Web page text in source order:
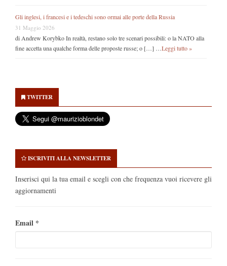
Gli inglesi, i francesi e i tedeschi sono ormai alle porte della Russia
31 Maggio 2026
di Andrew Korybko In realtà, restano solo tre scenari possibili: o la NATO alla
fine accetta una qualche forma delle proposte russe; o […] … Leggi tutto »
Sidebar
TWITTER
ISCRIVITI ALLA NEWSLETTER
Inserisci qui la tua email e scegli con che frequenza vuoi ricevere gli
aggiornamenti
Email *